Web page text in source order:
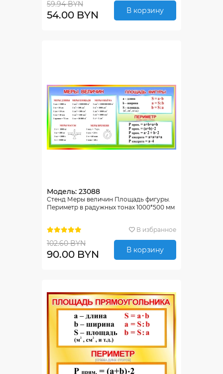
59.94 BYN
54.00 BYN В корзину
Модель: 23088
Стенд Меры величин Площадь фигуры.
Периметр в радужных тонах 1000*500 мм
В избранное
102.60 BYN
90.00 BYN В корзину